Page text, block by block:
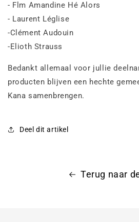
- Flm Amandine Hé Alors
- Laurent Léglise
-Clément Audouin
-Elioth Strauss
Bedankt allemaal voor jullie
producten blijven een hechte
Kana samenbrengen.
Deel dit artikel
Terug naar